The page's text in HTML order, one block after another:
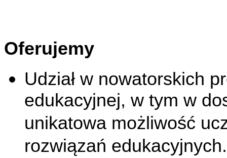
Oferujemy
Udział w nowatorskich
edukacyjnej, w tym w
unikatowa możliwość
rozwiązań edukacyjnych.